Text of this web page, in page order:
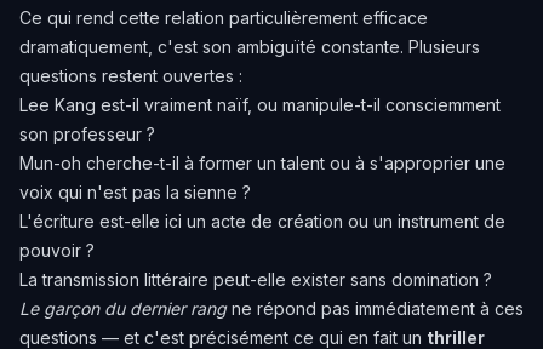
Ce qui rend cette relation particulièrement efficace
dramatiquement, c'est son ambiguïté constante. Plusieurs
questions restent ouvertes :
Lee Kang est-il vraiment naïf, ou manipule-t-il consciemment
son professeur ?
Mun-oh cherche-t-il à former un talent ou à s'approprier une
voix qui n'est pas la sienne ?
L'écriture est-elle ici un acte de création ou un instrument de
pouvoir ?
La transmission littéraire peut-elle exister sans domination ?
Le garçon du dernier rangne répond pas immédiatement à ces
questions — et c'est précisément ce qui en fait un thriller